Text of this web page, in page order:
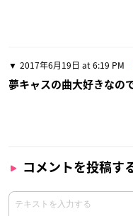
2017年6月19日 at 6:19 PM
夢キャスの曲大好きなの
コメントを投稿す